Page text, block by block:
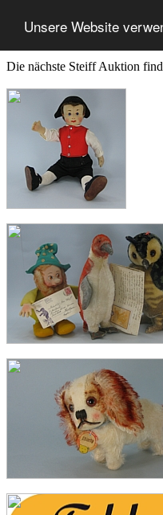
Unsere Website
Die nächste Steiff Auktion